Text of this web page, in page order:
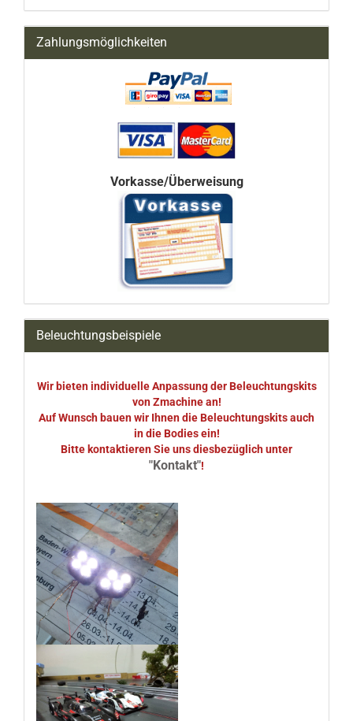
Zahlungsmöglichkeiten
Vorkasse/Überweisung
Beleuchtungsbeispiele
Wir bieten individuelle Anpassung der Beleuchtungskits
von Zmachine an!
Auf Wunsch bauen wir Ihnen die Beleuchtungskits auch
in die Bodies ein!
Bitte kontaktieren Sie uns diesbezüglich unter
"Kontakt"!